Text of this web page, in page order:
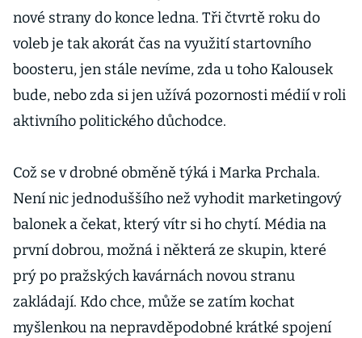
nové strany do konce ledna. Tři čtvrtě roku do
voleb je tak akorát čas na využití startovního
boosteru, jen stále nevíme, zda u toho Kalousek
bude, nebo zda si jen užívá pozornosti médií v roli
aktivního politického důchodce.
Což se v drobné obměně týká i Marka Prchala.
Není nic jednoduššího než vyhodit marketingový
balonek a čekat, který vítr si ho chytí. Média na
první dobrou, možná i některá ze skupin, které
prý po pražských kavárnách novou stranu
zakládají. Kdo chce, může se zatím kochat
myšlenkou na nepravděpodobné krátké spojení